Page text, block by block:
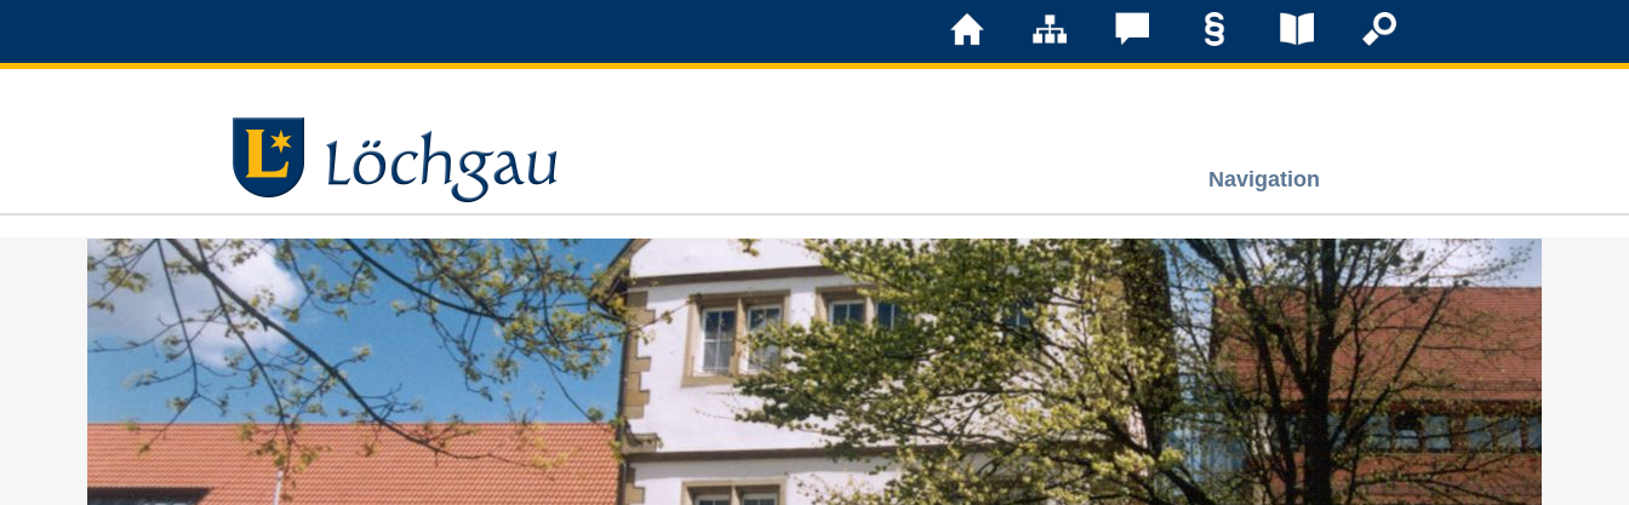
Navigation
Löchgau
Grußwort Bürgermeister
Kurzportrait
Löchgau früher
Zahlen & Fakten